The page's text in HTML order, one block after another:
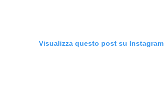
Visualizza questo post su Instagram